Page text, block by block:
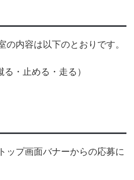
の内容は以下のとおりです。
・止める・走る）
ップ画面バナーからの応募に